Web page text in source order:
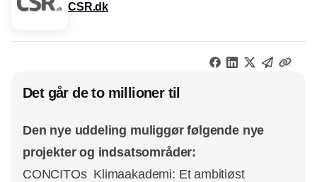
CSR.dk
Det går de to millioner til
Den nye uddeling muliggør følgende nye
projekter og indsatsområder:
CONCITOs Klimaakademi: Et ambitiøst